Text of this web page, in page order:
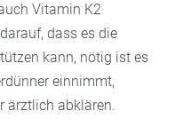
Vitamin K2
dass es die
kann, nötig ist es
einnimmt,
ärztlich abklären.